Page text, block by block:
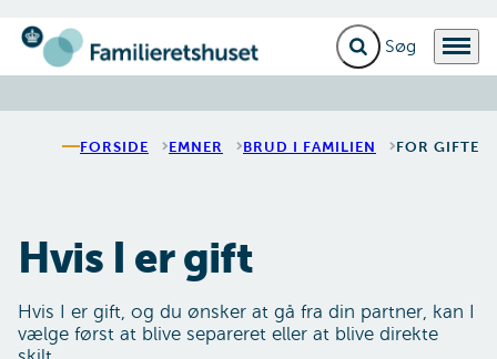
Gå til forsiden Fold søgefelt ud
Menu
FORSIDE EMNER BRUD I FAMILIEN FOR GIFTE
Hvis I er gift
Hvis I er gift, og du ønsker at gå fra din partner, kan I
vælge først at blive separeret eller at blive direkte